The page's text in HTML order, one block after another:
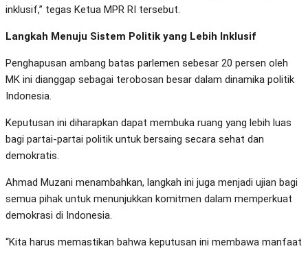
inklusif,” tegas Ketua MPR RI tersebut.
Langkah Menuju Sistem Politik yang Lebih Inklusif
Penghapusan ambang batas parlemen sebesar 20 persen oleh
MK ini dianggap sebagai terobosan besar dalam dinamika politik
Indonesia.
Keputusan ini diharapkan dapat membuka ruang yang lebih luas
bagi partai-partai politik untuk bersaing secara sehat dan
demokratis.
Ahmad Muzani menambahkan, langkah ini juga menjadi ujian bagi
semua pihak untuk menunjukkan komitmen dalam memperkuat
demokrasi di Indonesia.
“Kita harus memastikan bahwa keputusan ini membawa manfaat